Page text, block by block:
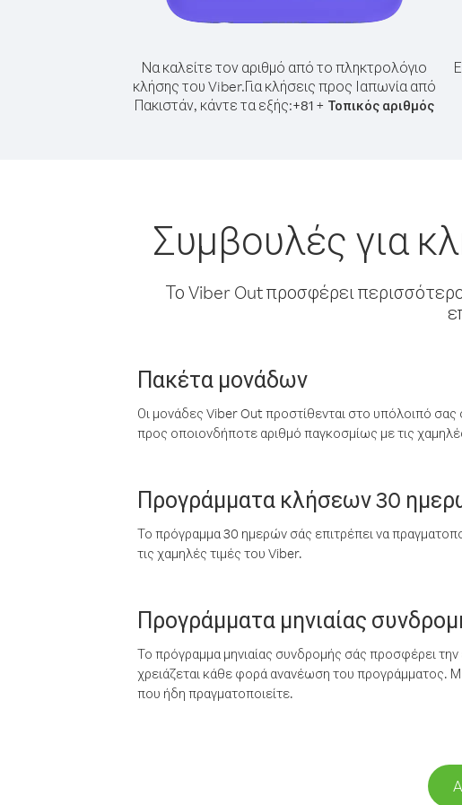
Να καλείτε τον αριθμό από το πληκτρολόγιο
κλήσης του Viber.Για κλήσεις προς Ιαπωνία από
Πακιστάν, κάντε τα εξής:+81 + Τοπικός αριθμός
Συμβουλές για
Το Viber Out προσφέρει
Πακέτα μονάδων
Οι μονάδες Viber Out προστίθενται στο υπόλοιπό
προς οποιονδήποτε αριθμό παγκοσμίως με τις
Προγράμματα κλήσεων 30
Το πρόγραμμα 30 ημερών σάς επιτρέπει να
τις χαμηλές τιμές του Viber.
Προγράμματα μηνιαίας
Το πρόγραμμα μηνιαίας συνδρομής σάς προσφέρει
χρειάζεται κάθε φορά ανανέωση του προγράμματος.
που ήδη πραγματοποιείτε.